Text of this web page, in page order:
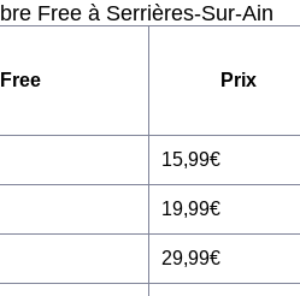
Free à Serrières-Sur-Ain
Prix
15,99€
19,99€
29,99€